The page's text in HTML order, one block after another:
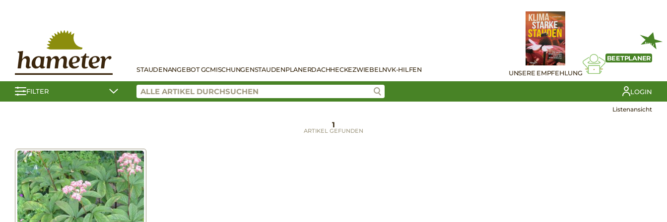
STAUDENANGEBOT GCMISCHUNGENSTAUDENPLANERDACHHECKEZWIEBELNVK-HILFEN UNSERE EMPFEHLUNG
NEU
BEETPLANER
FILTER LOGIN
Listenansicht
1
ARTIKEL GEFUNDEN